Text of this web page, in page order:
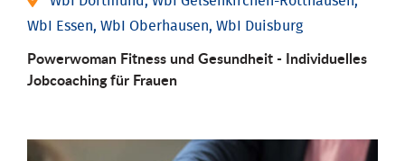
WbI Essen, WbI Oberhausen, WbI Duisburg
Powerwoman Fitness und Gesund­heit - Individu­elles
Job­coaching für Frauen